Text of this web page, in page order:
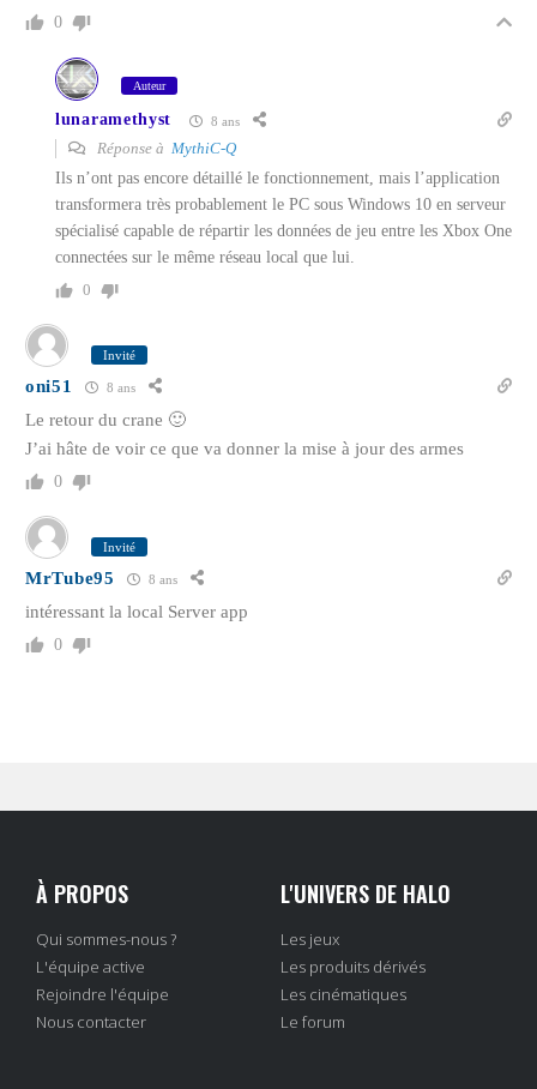
0
Auteur
lunaramethyst 8 ans
Réponse à MythiC-Q
Ils n’ont pas encore détaillé le fonctionnement, mais l’application
transformera très probablement le PC sous Windows 10 en serveur
spécialisé capable de répartir les données de jeu entre les Xbox One
connectées sur le même réseau local que lui.
0
Invité
oni51 8 ans
Le retour du crane 🙂
J’ai hâte de voir ce que va donner la mise à jour des armes
0
Invité
MrTube95 8 ans
intéressant la local Server app
0
À PROPOS
Qui sommes-nous ?
L'équipe active
Rejoindre l'équipe
Nous contacter
L'UNIVERS DE HALO
Les jeux
Les produits dérivés
Les cinématiques
Le forum